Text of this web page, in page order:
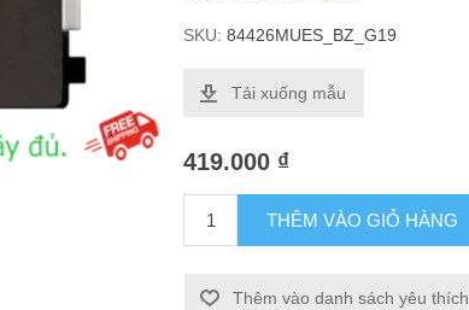
SKU: 84426MUES_BZ_G19
Tải xuống mẫu
419.000 ₫
THÊM VÀO GIỎ HÀNG
Thêm vào danh sách yêu thích